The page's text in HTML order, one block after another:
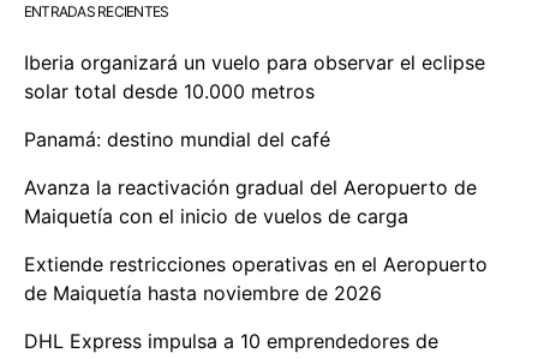
ENTRADAS RECIENTES
Iberia organizará un vuelo para observar el eclipse
solar total desde 10.000 metros
Panamá: destino mundial del café
Avanza la reactivación gradual del Aeropuerto de
Maiquetía con el inicio de vuelos de carga
Extiende restricciones operativas en el Aeropuerto
de Maiquetía hasta noviembre de 2026
DHL Express impulsa a 10 emprendedores de